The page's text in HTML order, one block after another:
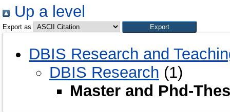
Up a level
Export as
DBIS Research and
DBIS Research (1)
Master and Phd-